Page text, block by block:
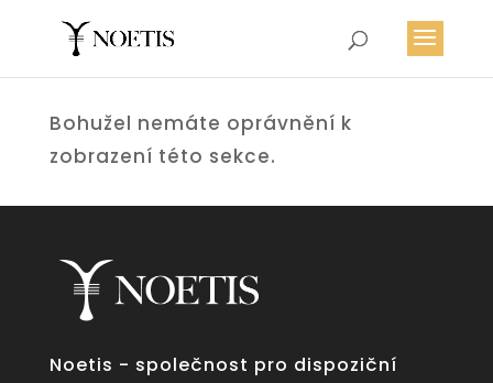
Bohužel nemáte oprávnění k
zobrazení této sekce.
Noetis - společnost pro dispoziční